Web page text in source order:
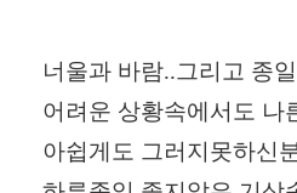
너울과 바람..그리고 종
어려운 상황속에서도 나
아쉽게도 그러지못하신